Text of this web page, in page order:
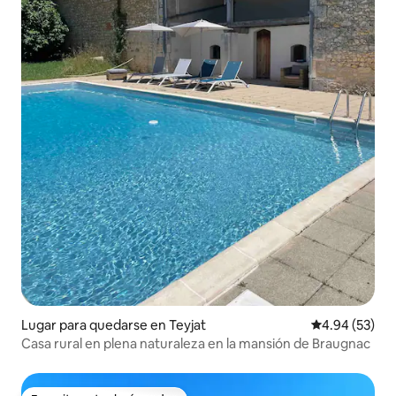
Lugar para quedarse en Teyjat Calificación
4.94 (53)
Casa rural en plena naturaleza en la mansión de Braugnac